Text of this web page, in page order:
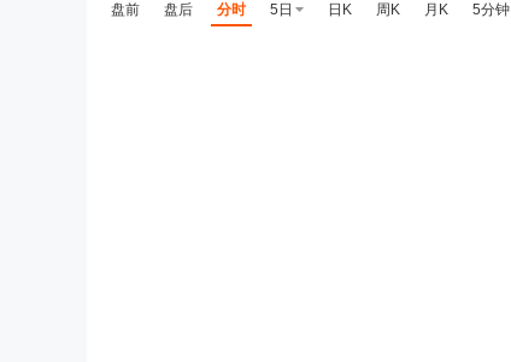
盘前 盘后 分时 5日 日K 周K 月K 5分钟